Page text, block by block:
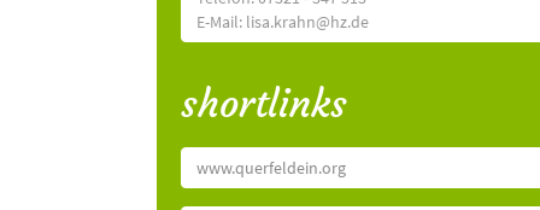
E-Mail: lisa.krahn@hz.de
shortlinks
www.querfeldein.org